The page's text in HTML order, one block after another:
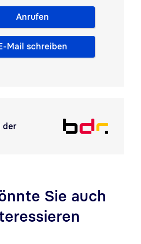
Anrufen
Mail schreiben
der
Sie auch